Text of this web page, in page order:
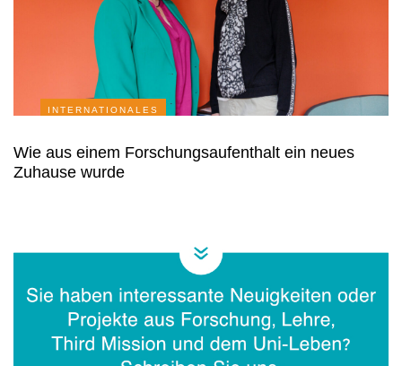
INTERNATIONALES
Wie aus einem Forschungsaufenthalt ein neues
Zuhause wurde